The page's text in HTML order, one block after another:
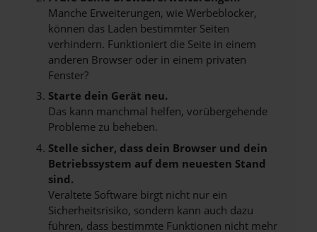
Manche Erweiterungen, wie Werbeblocker,
können das Laden bestimmter Seiten
verhindern. Funktioniert die Seite in einem
anderen Browser oder in einem privaten
Fenster?
Starte dein Gerät neu.
Das kann manchmal helfen, vorübergehende
Probleme zu beheben.
Stelle sicher, dass dein Browser und dein
Betriebssystem auf dem neuesten Stand
sind.
Veraltete Software birgt nicht nur ein
Sicherheitsrisiko, sondern kann auch dazu
führen, dass bestimmte Funktionen nicht mehr